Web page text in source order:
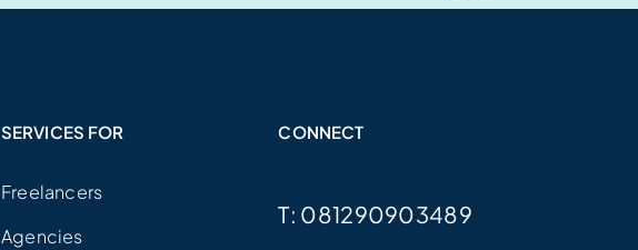
SERVICES FOR
Freelancers
Agencies
CONNECT
T: 081290903489